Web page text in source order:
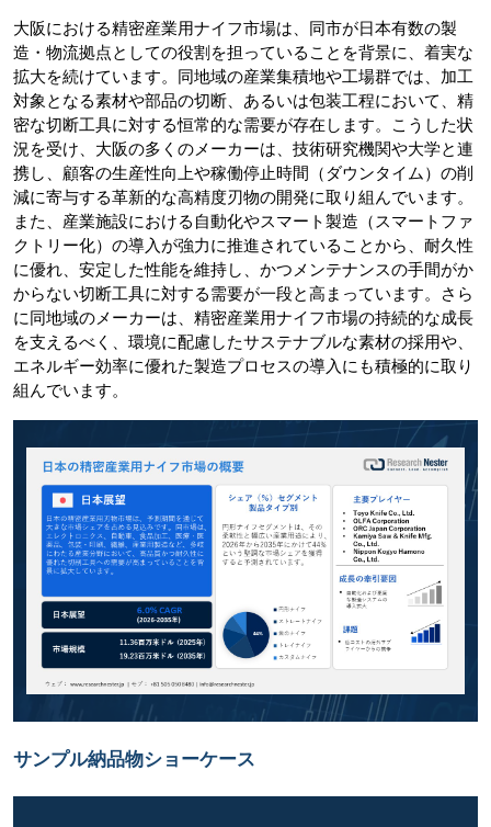
大阪における精密産業用ナイフ市場は、同市が日本有数の製
造・物流拠点としての役割を担っていることを背景に、着実な
拡大を続けています。同地域の産業集積地や工場群では、加工
対象となる素材や部品の切断、あるいは包装工程において、精
密な切断工具に対する恒常的な需要が存在します。こうした状
況を受け、大阪の多くのメーカーは、技術研究機関や大学と連
携し、顧客の生産性向上や稼働停止時間（ダウンタイム）の削
減に寄与する革新的な高精度刃物の開発に取り組んでいます。
また、産業施設における自動化やスマート製造（スマートファ
クトリー化）の導入が強力に推進されていることから、耐久性
に優れ、安定した性能を維持し、かつメンテナンスの手間がか
からない切断工具に対する需要が一段と高まっています。さら
に同地域のメーカーは、精密産業用ナイフ市場の持続的な成長
を支えるべく、環境に配慮したサステナブルな素材の採用や、
エネルギー効率に優れた製造プロセスの導入にも積極的に取り
組んでいます。
サンプル納品物ショーケース